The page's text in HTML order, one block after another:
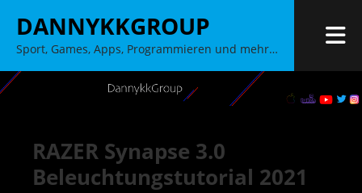
Inhalt
springen
DANNYKKGROUP
Sport, Games, Apps, Programmieren und mehr…
RAZER Synapse 3.0
Beleuchtungstutorial 2021